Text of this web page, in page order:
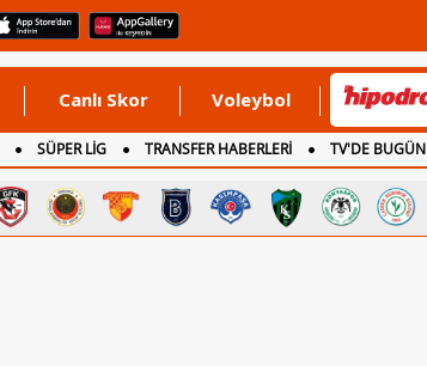
Canlı Skor Voleybol
SÜPER LİG TRANSFER HABERLERİ TV'DE BUGÜN